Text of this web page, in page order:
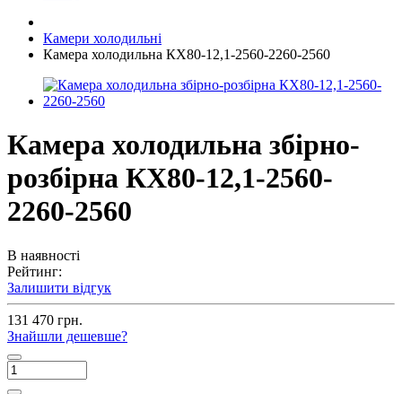
Камери холодильні
Камера холодильна КХ80-12,1-2560-2260-2560
Камера холодильна збірно-
розбірна КХ80-12,1-2560-
2260-2560
В наявності
Рейтинг:
Залишити відгук
131 470 грн.
Знайшли дешевше?